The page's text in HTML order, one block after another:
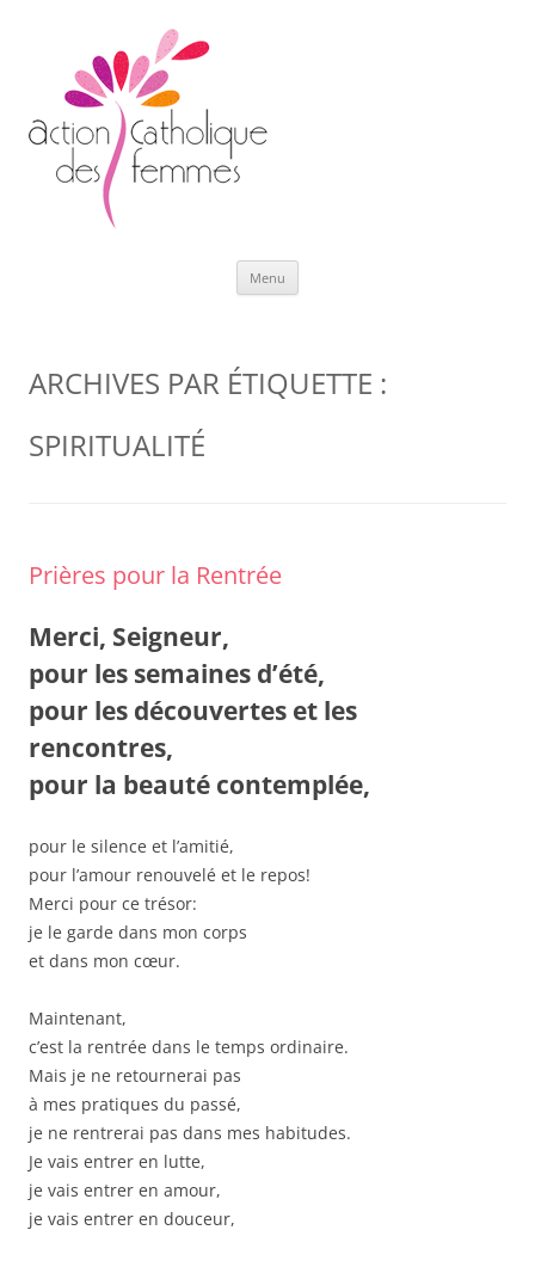
Menu
ARCHIVES PAR ÉTIQUETTE :
SPIRITUALITÉ
Prières pour la Rentrée
Merci, Seigneur,
pour les semaines d’été,
pour les découvertes et les
rencontres,
pour la beauté contemplée,
pour le silence et l’amitié,
pour l’amour renouvelé et le repos!
Merci pour ce trésor:
je le garde dans mon corps
et dans mon cœur.
Maintenant,
c’est la rentrée dans le temps ordinaire.
Mais je ne retournerai pas
à mes pratiques du passé,
je ne rentrerai pas dans mes habitudes.
Je vais entrer en lutte,
je vais entrer en amour,
je vais entrer en douceur,